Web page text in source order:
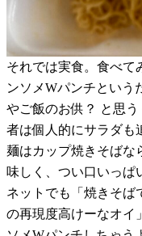
それでは実食。食べて
ンソメWパンチという
やご飯のお供？ と思
者は個人的にサラダも
麺はカップ焼きそばな
味しく、つい口いっぱ
ネットでも「焼きそば
の再現度高けーなオイ